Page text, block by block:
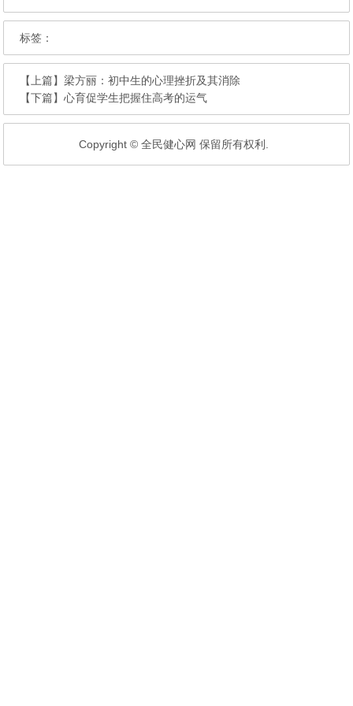
标签：
【上篇】梁方丽：初中生的心理挫折及其消除
【下篇】心育促学生把握住高考的运气
Copyright © 全民健心网 保留所有权利.